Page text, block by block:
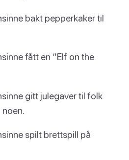
bakt pepperkaker til
fått en “Elf on the
gitt julegaver til folk
spilt brettspill på